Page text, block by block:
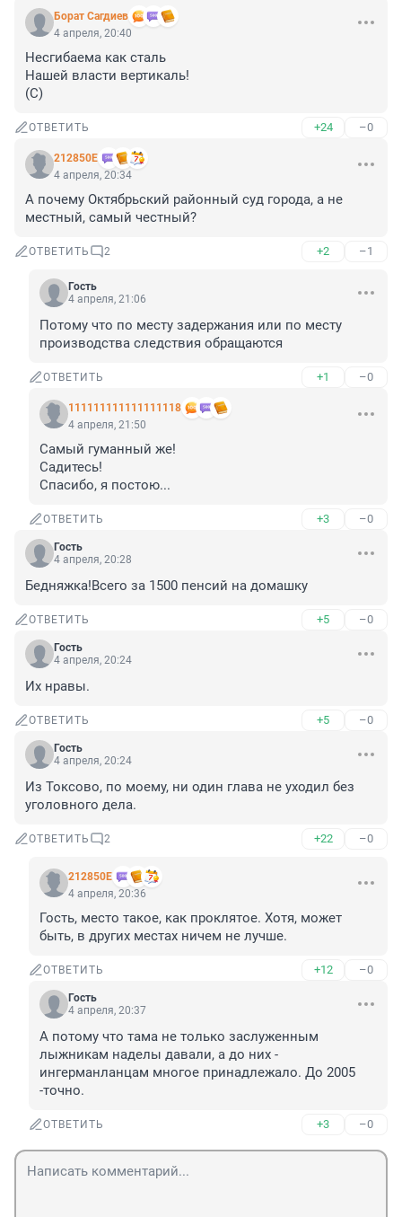
Борат Сaгдиев
4 апреля, 20:40
Несгибаема как сталь
Нашей власти вертикаль!
(С)
ОТВЕТИТЬ +24 –0
212850Е
4 апреля, 20:34
А почему Октябрьский районный суд города, а не
местный, самый честный?
ОТВЕТИТЬ 2 +2 –1
Гость
4 апреля, 21:06
Потому что по месту задержания или по месту
производства следствия обращаются
ОТВЕТИТЬ +1 –0
111111111111111118
4 апреля, 21:50
Самый гуманный же!
Садитесь!
Спасибо, я постою...
ОТВЕТИТЬ +3 –0
Гость
4 апреля, 20:28
Бедняжка!Всего за 1500 пенсий на домашку
ОТВЕТИТЬ +5 –0
Гость
4 апреля, 20:24
Их нравы.
ОТВЕТИТЬ +5 –0
Гость
4 апреля, 20:24
Из Токсово, по моему, ни один глава не уходил без
уголовного дела.
ОТВЕТИТЬ 2 +22 –0
212850Е
4 апреля, 20:36
Гость, место такое, как проклятое. Хотя, может
быть, в других местах ничем не лучше.
ОТВЕТИТЬ +12 –0
Гость
4 апреля, 20:37
А потому что тама не только заслуженным
лыжникам наделы давали, а до них -
ингерманланцам многое принадлежало. До 2005
-точно.
ОТВЕТИТЬ +3 –0